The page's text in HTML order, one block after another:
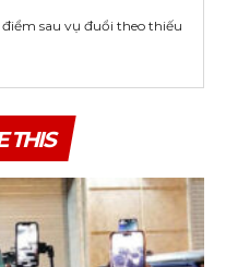
sau vụ đuổi theo thiếu
THIS